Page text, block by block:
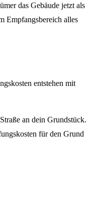
das Gebäude jetzt als
Empfangsbereich alles
entstehen mit
an dein Grundstück.
für den Grund